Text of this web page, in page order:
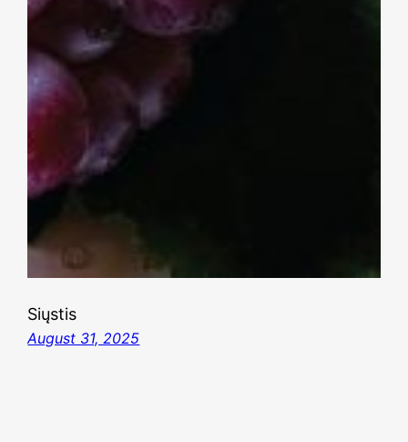
Siųstis
August 31, 2025